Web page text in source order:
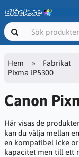
Hem Fabrikat
Pixma iP5300
Canon
Här visas de
kan du välja mellan
en kompatibel icke
kapacitet men till ett